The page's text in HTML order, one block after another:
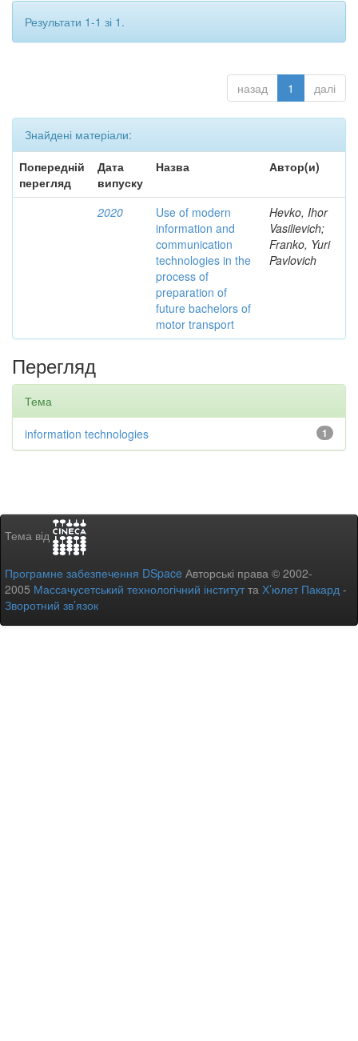
Результати 1-1 зі 1.
назад 1 далі
Знайдені матеріали:
Попередній
перегляд
Дата
випуску
Назва Автор(и)
2020
Use of modern
information and
communication
technologies in the
process of
preparation of
future bachelors of
motor transport
Hevko, Ihor
Vasilievich;
Franko, Yuri
Pavlovich
Перегляд
Тема
1
information technologies
Тема від
Програмне забезпечення DSpace Авторські права © 2002-
2005 Массачусетський технологічний інститутта Х’юлет Пакард -
Зворотний зв’язок